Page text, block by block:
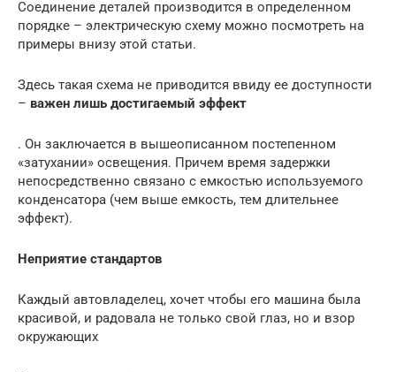
Соединение деталей производится в определенном
порядке – электрическую схему можно посмотреть на
примеры внизу этой статьи.
Здесь такая схема не приводится ввиду ее доступности
– важен лишь достигаемый эффект
. Он заключается в вышеописанном постепенном
«затухании» освещения. Причем время задержки
непосредственно связано с емкостью используемого
конденсатора (чем выше емкость, тем длительнее
эффект).
Неприятие стандартов
Каждый автовладелец, хочет чтобы его машина была
красивой, и радовала не только свой глаз, но и взор
окружающих